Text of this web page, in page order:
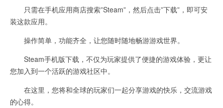
只需在手机应用商店搜索”Steam”，然后点击”下载”，即可安
装这款应用。
操作简单，功能齐全，让您随时随地畅游游戏世界。
Steam手机版下载，不仅为玩家提供了便捷的游戏体验，更让
您加入到一个活跃的游戏社区中。
在这里，您将和全球的玩家们一起分享游戏的快乐，交流游戏
的心得。